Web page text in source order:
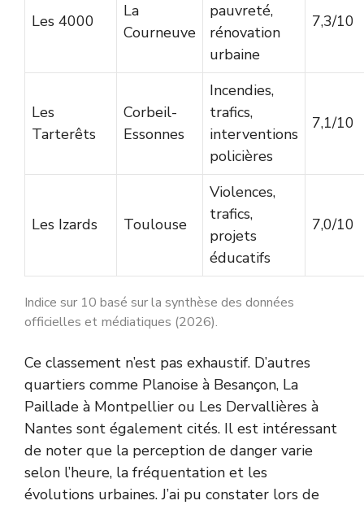
Les 4000
La
Courneuve
pauvreté,
rénovation
urbaine
7,3/10
Les
Tarterêts
Corbeil-
Essonnes
Incendies,
trafics,
interventions
policières
7,1/10
Les Izards Toulouse
Violences,
trafics,
projets
éducatifs
7,0/10
Indice sur 10 basé sur la synthèse des données
officielles et médiatiques (2026).
Ce classement n’est pas exhaustif. D’autres
quartiers comme Planoise à Besançon, La
Paillade à Montpellier ou Les Dervallières à
Nantes sont également cités. Il est intéressant
de noter que la perception de danger varie
selon l’heure, la fréquentation et les
évolutions urbaines. J’ai pu constater lors de